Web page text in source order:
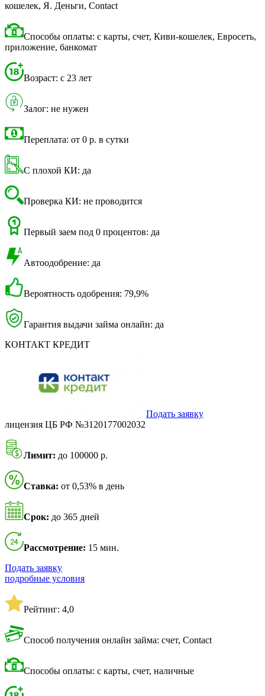
кошелек, Я. Деньги, Contact
Способы оплаты: с карты, счет, Киви-кошелек, Евросеть,
приложение, банкомат
Возраст: с 23 лет
Залог: не нужен
Переплата: от 0 р. в сутки
С плохой КИ: да
Проверка КИ: не проводится
Первый заем под 0 процентов: да
Автоодобрение: да
Вероятность одобрения: 79,9%
Гарантия выдачи займа онлайн: да
КОНТАКТ КРЕДИТ
Подать заявку
лицензия ЦБ РФ №3120177002032
Лимит: до 100000 р.
Ставка: от 0,53% в день
Срок: до 365 дней
Рассмотрение: 15 мин.
Подать заявку
подробные условия
Рейтинг: 4,0
Способ получения онлайн займа: счет, Contact
Способы оплаты: с карты, счет, наличные